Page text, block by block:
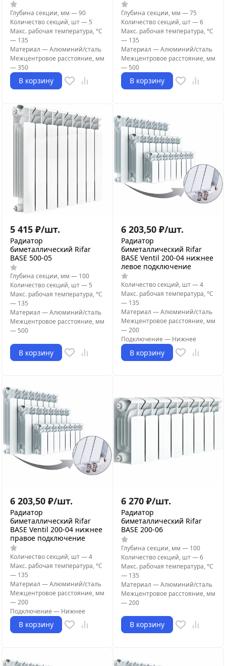
Глубина секции, мм —90
Количество секций, шт— 5
Макс. рабочая температура, °С
— 135
Материал —Алюминий/сталь
Межцентровое расстояние, мм
—350
В корзину
Глубина секции, мм —75
Количество секций, шт—6
Макс. рабочая температура, °С
— 135
Материал —Алюминий/сталь
Межцентровое расстояние, мм
— 500
В корзину
5 415 ₽/шт.
Радиатор
биметаллический Rifar
BASE 500-05
Глубина секции, мм — 100
Количество секций, шт— 5
Макс. рабочая температура, °С
— 135
Материал —Алюминий/сталь
Межцентровое расстояние, мм
— 500
В корзину
6 203,50 ₽/шт.
Радиатор
биметаллический Rifar
BASE Ventil 200-04 нижнее
левое подключение
Количество секций, шт—4
Макс. рабочая температура, °С
— 135
Материал —Алюминий/сталь
Межцентровое расстояние, мм
—200
Подключение — Нижнее
В корзину
6 203,50 ₽/шт.
Радиатор
биметаллический Rifar
BASE Ventil 200-04 нижнее
правое подключение
Количество секций, шт—4
Макс. рабочая температура, °С
— 135
Материал —Алюминий/сталь
Межцентровое расстояние, мм
—200
Подключение — Нижнее
В корзину
6 270 ₽/шт.
Радиатор
биметаллический Rifar
BASE 200-06
Глубина секции, мм — 100
Количество секций, шт—6
Макс. рабочая температура, °С
— 135
Материал —Алюминий/сталь
Межцентровое расстояние, мм
—200
В корзину